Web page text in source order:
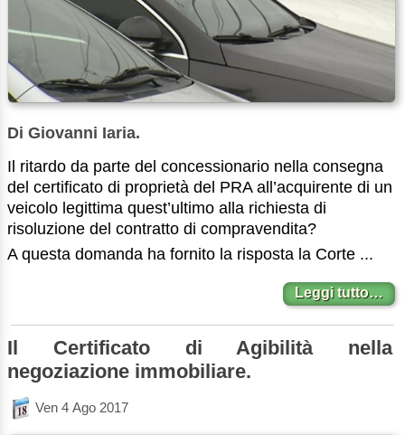
Di Giovanni Iaria.
Il ritardo da parte del concessionario nella consegna
del certificato di proprietà del PRA all’acquirente di un
veicolo legittima quest’ultimo alla richiesta di
risoluzione del contratto di compravendita?
A questa domanda ha fornito la risposta la Corte ...
Leggi tutto…
Il Certificato di Agibilità nella
negoziazione immobiliare.
Ven 4 Ago 2017